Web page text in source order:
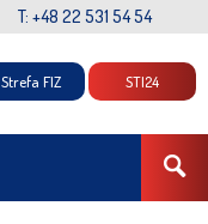
T: +48 22 531 54 54
Strefa FIZ STI24